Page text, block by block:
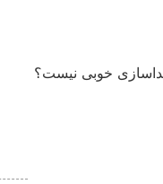
صداسازی خوبی نیست؟